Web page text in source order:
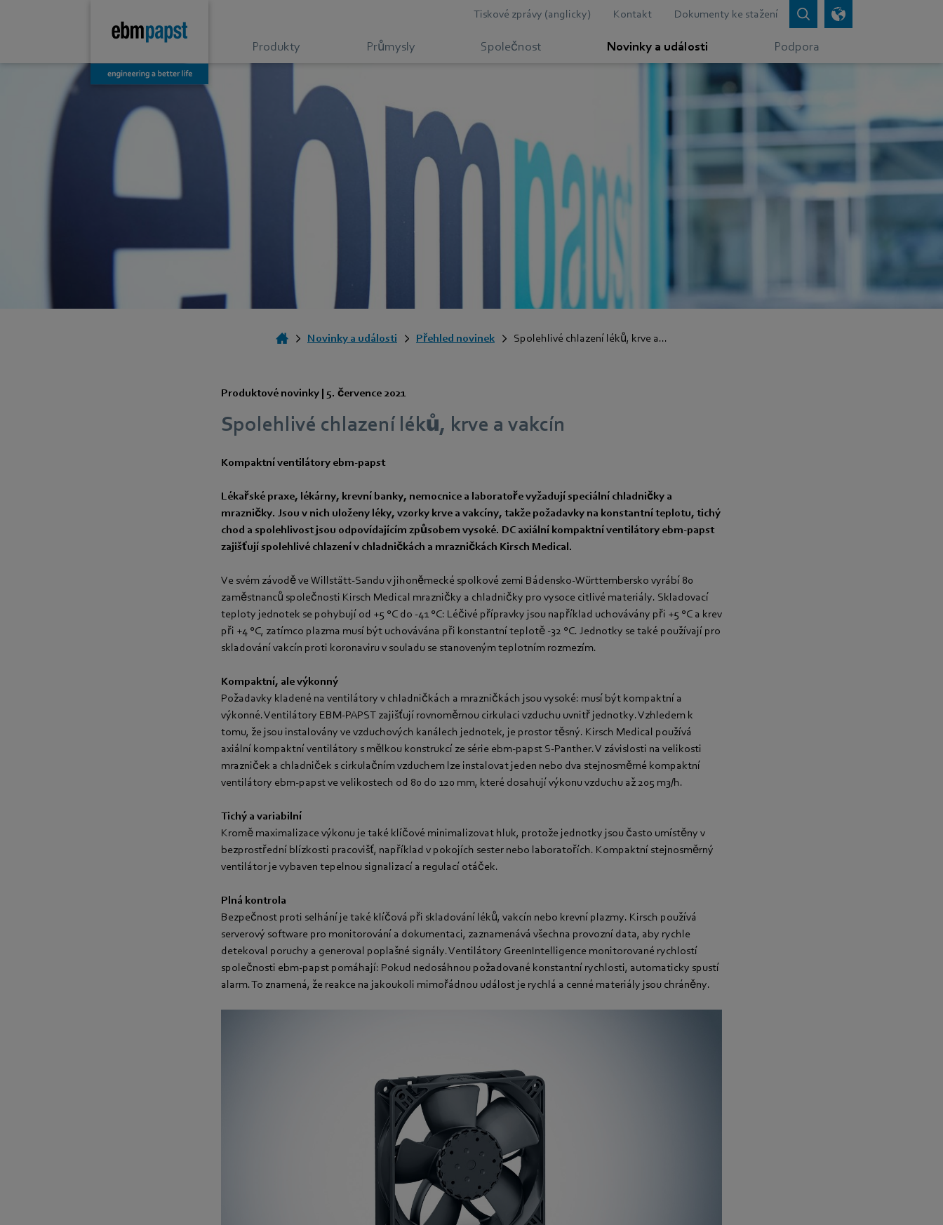
Tiskové zprávy (anglicky) Kontakt Dokumenty ke stažení
Produkty Průmysly Společnost Novinky a události Podpora
Novinky a události Přehled novinek Spolehlivé chlazení léků, krve a...
Produktové novinky | 5. července 2021
Spolehlivé chlazení léků, krve a vakcín
Kompaktní ventilátory ebm-papst
Lékařské praxe, lékárny, krevní banky, nemocnice a laboratoře vyžadují speciální chladničky a
mrazničky. Jsou v nich uloženy léky, vzorky krve a vakcíny, takže požadavky na konstantní teplotu, tichý
chod a spolehlivost jsou odpovídajícím způsobem vysoké. DC axiální kompaktní ventilátory ebm-papst
zajišťují spolehlivé chlazení v chladničkách a mrazničkách Kirsch Medical.
Ve svém závodě ve Willstätt-Sandu v jihoněmecké spolkové zemi Bádensko-Württembersko vyrábí 80
zaměstnanců společnosti Kirsch Medical mrazničky a chladničky pro vysoce citlivé materiály. Skladovací
teploty jednotek se pohybují od +5 °C do -41 °C: Léčivé přípravky jsou například uchovávány při +5 °C a krev
při +4 °C, zatímco plazma musí být uchovávána při konstantní teplotě -32 °C. Jednotky se také používají pro
skladování vakcín proti koronaviru v souladu se stanoveným teplotním rozmezím.
Kompaktní, ale výkonný
Požadavky kladené na ventilátory v chladničkách a mrazničkách jsou vysoké: musí být kompaktní a
výkonné. Ventilátory EBM-PAPST zajišťují rovnoměrnou cirkulaci vzduchu uvnitř jednotky. Vzhledem k
tomu, že jsou instalovány ve vzduchových kanálech jednotek, je prostor těsný. Kirsch Medical používá
axiální kompaktní ventilátory s mělkou konstrukcí ze série ebm-papst S-Panther. V závislosti na velikosti
mrazniček a chladniček s cirkulačním vzduchem lze instalovat jeden nebo dva stejnosměrné kompaktní
ventilátory ebm-papst ve velikostech od 80 do 120 mm, které dosahují výkonu vzduchu až 205 m3/h.
Tichý a variabilní
Kromě maximalizace výkonu je také klíčové minimalizovat hluk, protože jednotky jsou často umístěny v
bezprostřední blízkosti pracovišť, například v pokojích sester nebo laboratořích. Kompaktní stejnosměrný
ventilátor je vybaven tepelnou signalizací a regulací otáček.
Plná kontrola
Bezpečnost proti selhání je také klíčová při skladování léků, vakcín nebo krevní plazmy. Kirsch používá
serverový software pro monitorování a dokumentaci, zaznamenává všechna provozní data, aby rychle
detekoval poruchy a generoval poplašné signály. Ventilátory GreenIntelligence monitorované rychlostí
společnosti ebm-papst pomáhají: Pokud nedosáhnou požadované konstantní rychlosti, automaticky spustí
alarm. To znamená, že reakce na jakoukoli mimořádnou událost je rychlá a cenné materiály jsou chráněny.